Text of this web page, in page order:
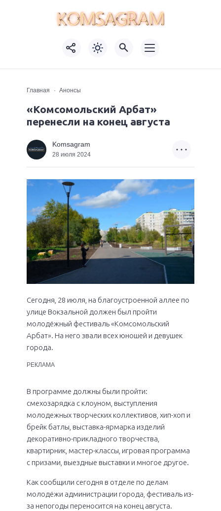
Главная Анонсы
«Комсомольский Арбат»
перенесли на конец августа
Komsagram
28 июля 2024
Сегодня, 28 июля, на благоустроенной аллее по
улице Вокзальной должен был пройти
молодёжный фестиваль «Комсомольский
Арбат». На него звали всех юношей и девушек
города.
РЕКЛАМА
В программе должны были пройти:
смехозарядка с клоуном, выступления
молодежных творческих коллективов, хип-хоп и
брейк батлы, выставка-ярмарка изделий
декоративно-прикладного творчества,
квартирник, мастер-классы, игровая программа
с призами, выездные выставки и многое другое.
Как сообщили сегодня в отделе по делам
молодёжи администрации города, фестиваль из-
за непогоды переносится на конец августа.